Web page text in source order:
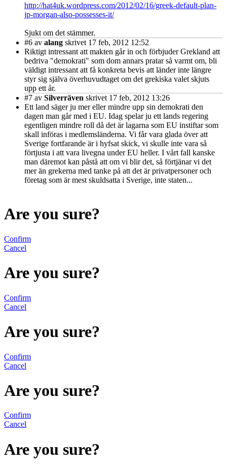
http://hat4uk.wordpress.com/2012/02/16/greek-default-plan-
jp-morgan-also-possesses-it/
Sjukt om det stämmer.
#6 av alang skrivet 17 feb, 2012 12:52
Riktigt intressant att makten går in och förbjuder Grekland att
bedriva "demokrati" som dom annars pratar så varmt om, bli
väldigt intressant att få konkreta bevis att länder inte längre
styr sig själva överhuvudtaget om det grekiska valet skjuts
upp ett år.
#7 av Silverräven skrivet 17 feb, 2012 13:26
Ett land säger ju mer eller mindre upp sin demokrati den
dagen man går med i EU. Idag spelar ju ett lands regering
egentligen mindre roll då det är lagarna som EU instiftar som
skall införas i medlemsländerna. Vi får vara glada över att
Sverige fortfarande är i hyfsat skick, vi skulle inte vara så
förtjusta i att vara livegna under EU heller. I vårt fall kanske
man däremot kan påstå att om vi blir det, så förtjänar vi det
mer än grekerna med tanke på att det är privatpersoner och
företag som är mest skuldsatta i Sverige, inte staten...
Are you sure?
Confirm
Cancel
Are you sure?
Confirm
Cancel
Are you sure?
Confirm
Cancel
Are you sure?
Confirm
Cancel
Are you sure?